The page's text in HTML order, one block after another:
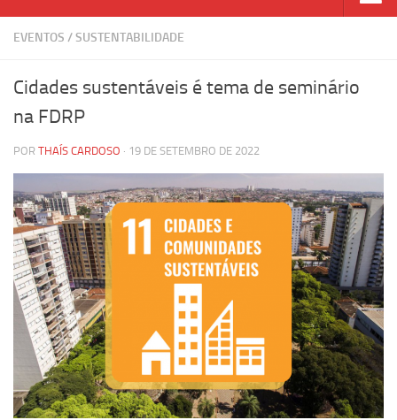
Página Inicial
Inscrição
Pesquisa
Grupos de Estudo
Carreira Docente de Impacto
Ciência, Arte, Educação e Sociedade: CienArtES
Grupo de Estudos Avançados em Tecnologia e Informação
em Saúde com foco em Populações Vulneráveis
(Confluencia)
Grupos de estudo encerrados
Grupos de Pesquisa
EVENTOS /SUSTENTABILIDADE
Cidades sustentáveis é tema de seminário
na FDRP
POR THAÍS CARDOSO · 19 DE SETEMBRO DE 2022